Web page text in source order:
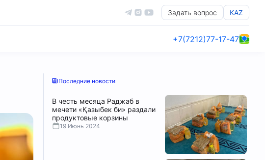
Задать вопрос KAZ
+7(7212)77-17-47
Последние новости
В честь месяца Раджаб в
мечети «Қазыбек би» раздали
продуктовые корзины
19 Июнь 2024